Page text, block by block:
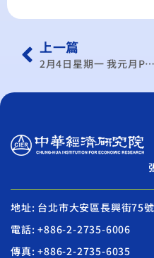
上一篇
2月4日星期一 我元月PMI 估連4月上揚 美Q4庫存去化快速，將直接加惠我訂單數量
地址: 台北市大安區長興街75號
電話: +886-2-2735-6006
傳真: +886-2-2735-6035